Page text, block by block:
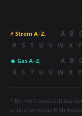
⚡ Strom A–Z: A B C
R
S T U V W X Y
🔥 Gas A–Z: A B C
R
S T U V W X Y
* Bei Vertragsabschluss
entstehen keine